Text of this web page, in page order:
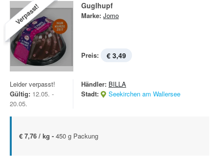
Verpasst! Guglhupf
Marke: Jomo
Preis: € 3,49
Leider verpasst!
Gültig: 12.05. -
20.05.
Händler: BILLA
Stadt:
Seekirchen am Wallersee
€ 7,76 / kg - 450 g Packung